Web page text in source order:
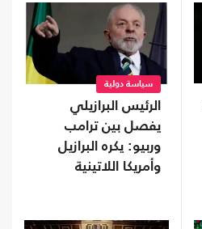
سياسة دولية
الرئيس البرازيلي
يفصل بين ترامب
وربيو: يكره البرازيل
وأمريكا اللاتينية